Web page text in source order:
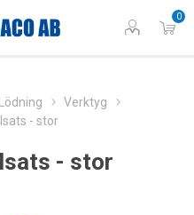
0
Verktyg
- stor
- stor